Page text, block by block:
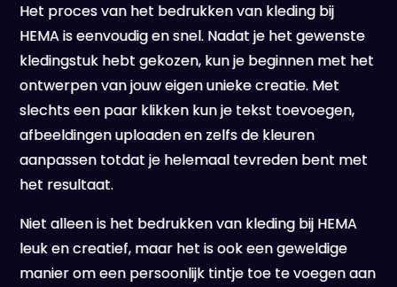
Het proces van het bedrukken van kleding bij
HEMA is eenvoudig en snel. Nadat je het gewenste
kledingstuk hebt gekozen, kun je beginnen met het
ontwerpen van jouw eigen unieke creatie. Met
slechts een paar klikken kun je tekst toevoegen,
afbeeldingen uploaden en zelfs de kleuren
aanpassen totdat je helemaal tevreden bent met
het resultaat.
Niet alleen is het bedrukken van kleding bij HEMA
leuk en creatief, maar het is ook een geweldige
manier om een persoonlijk tintje toe te voegen aan